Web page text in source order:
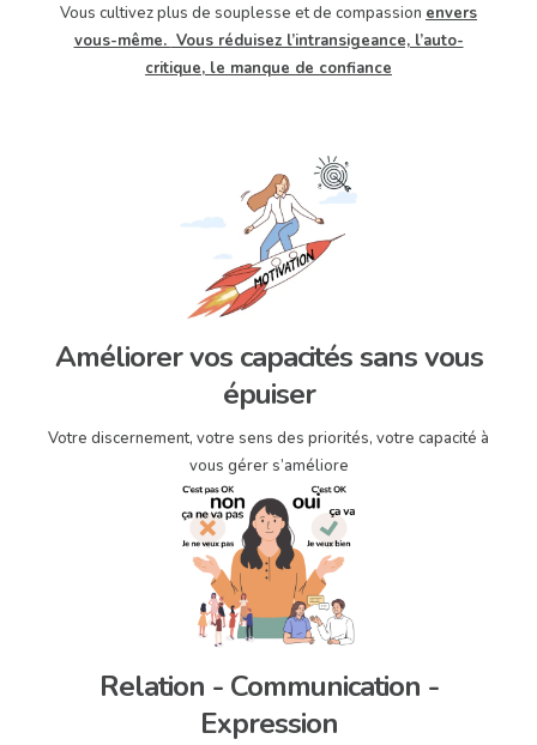
Vous cultivez plus de souplesse et de compassion envers
vous-même. Vous réduisez l’intransigeance, l’auto-
critique, le manque de confiance
Améliorer vos capacités sans vous
épuiser
Votre discernement, votre sens des priorités, votre capacité à
vous gérer s’améliore
Relation - Communication -
Expression